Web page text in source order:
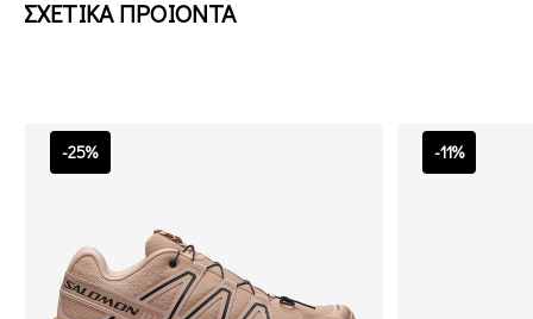
ΣΧΕΤΙΚΑ ΠΡΟΙΟΝΤΑ
-25% -11%